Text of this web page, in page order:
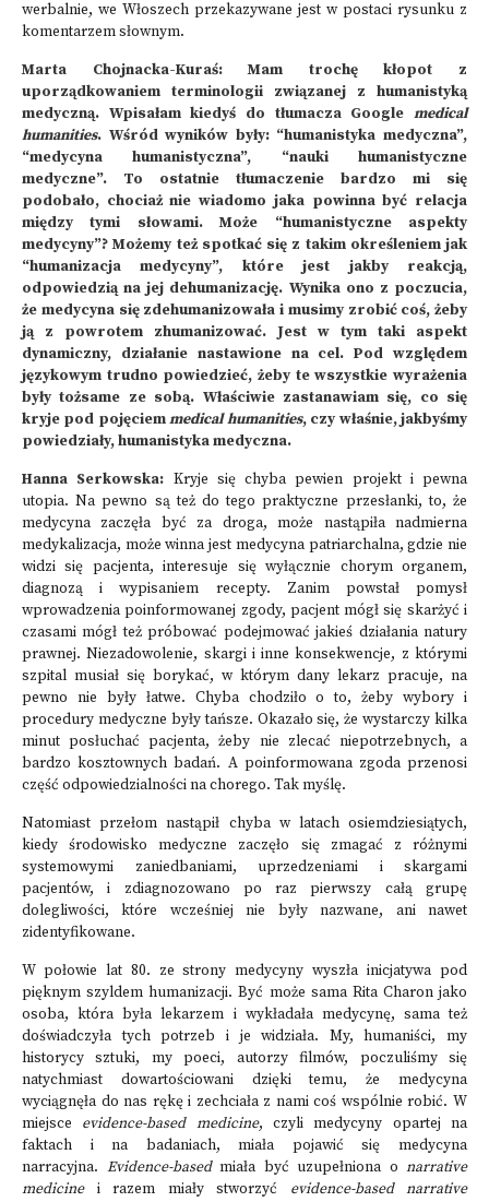
werbalnie, we Włoszech przekazywane jest w postaci rysunku z
komentarzem słownym.
Marta Chojnacka-Kuraś: Mam trochę kłopot z
uporządkowaniem terminologii związanej z humanistyką
medyczną. Wpisałam kiedyś do tłumacza Google medical
humanities. Wśród wyników były: “humanistyka medyczna”,
“medycyna humanistyczna”, “nauki humanistyczne
medyczne”. To ostatnie tłumaczenie bardzo mi się
podobało, chociaż nie wiadomo jaka powinna być relacja
między tymi słowami. Może “humanistyczne aspekty
medycyny”? Możemy też spotkać się z takim określeniem jak
“humanizacja medycyny”, które jest jakby reakcją,
odpowiedzią na jej dehumanizację. Wynika ono z poczucia,
że medycyna się zdehumanizowała i musimy zrobić coś, żeby
ją z powrotem zhumanizować. Jest w tym taki aspekt
dynamiczny, działanie nastawione na cel. Pod względem
językowym trudno powiedzieć, żeby te wszystkie wyrażenia
były tożsame ze sobą. Właściwie zastanawiam się, co się
kryje pod pojęciemmedical humanities, czy właśnie, jakbyśmy
powiedziały, humanistyka medyczna.
Hanna Serkowska: Kryje się chyba pewien projekt i pewna
utopia. Na pewno są też do tego praktyczne przesłanki, to, że
medycyna zaczęła być za droga, może nastąpiła nadmierna
medykalizacja, może winna jest medycyna patriarchalna, gdzie nie
widzi się pacjenta, interesuje się wyłącznie chorym organem,
diagnozą i wypisaniem recepty. Zanim powstał pomysł
wprowadzenia poinformowanej zgody, pacjent mógł się skarżyć i
czasami mógł też próbować podejmować jakieś działania natury
prawnej. Niezadowolenie, skargi i inne konsekwencje, z którymi
szpital musiał się borykać, w którym dany lekarz pracuje, na
pewno nie były łatwe. Chyba chodziło o to, żeby wybory i
procedury medyczne były tańsze. Okazało się, że wystarczy kilka
minut posłuchać pacjenta, żeby nie zlecać niepotrzebnych, a
bardzo kosztownych badań. A poinformowana zgoda przenosi
część odpowiedzialności na chorego. Tak myślę.
Natomiast przełom nastąpił chyba w latach osiemdziesiątych,
kiedy środowisko medyczne zaczęło się zmagać z różnymi
systemowymi zaniedbaniami, uprzedzeniami i skargami
pacjentów, i zdiagnozowano po raz pierwszy całą grupę
dolegliwości, które wcześniej nie były nazwane, ani nawet
zidentyfikowane.
W połowie lat 80. ze strony medycyny wyszła inicjatywa pod
pięknym szyldem humanizacji. Być może sama Rita Charon jako
osoba, która była lekarzem i wykładała medycynę, sama też
doświadczyła tych potrzeb i je widziała. My, humaniści, my
historycy sztuki, my poeci, autorzy filmów, poczuliśmy się
natychmiast dowartościowani dzięki temu, że medycyna
wyciągnęła do nas rękę i zechciała z nami coś wspólnie robić. W
miejsce evidence-based medicine, czyli medycyny opartej na
faktach i na badaniach, miała pojawić się medycyna
narracyjna. Evidence-basedmiała być uzupełniona o narrative
medicinei razem miały stworzyć evidence-based narrative